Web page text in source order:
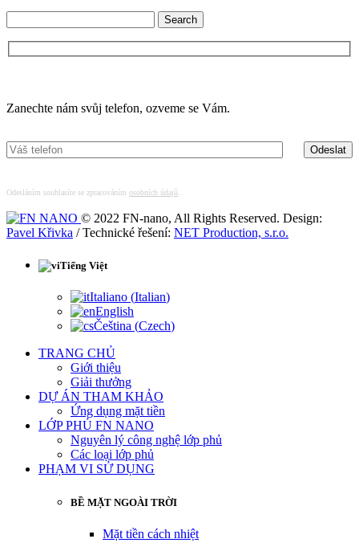
for:
Zanechte nám svůj telefon, ozveme se Vám.
Odesláním souhlasíte se zpracováním osobních údajů
© 2022 FN-nano, All Rights Reserved. Design:
Pavel Křivka / Technické řešení: NET Production, s.r.o.
Tiếng Việt
Italiano (Italian)
English
Čeština (Czech)
TRANG CHỦ
Giới thiệu
Giải thưởng
DỰ ÁN THAM KHẢO
Ứng dụng mặt tiền
LỚP PHỦ FN NANO
Nguyên lý công nghệ lớp phủ
Các loại lớp phủ
PHẠM VI SỬ DỤNG
BỀ MẶT NGOÀI TRỜI
Mặt tiền cách nhiệt